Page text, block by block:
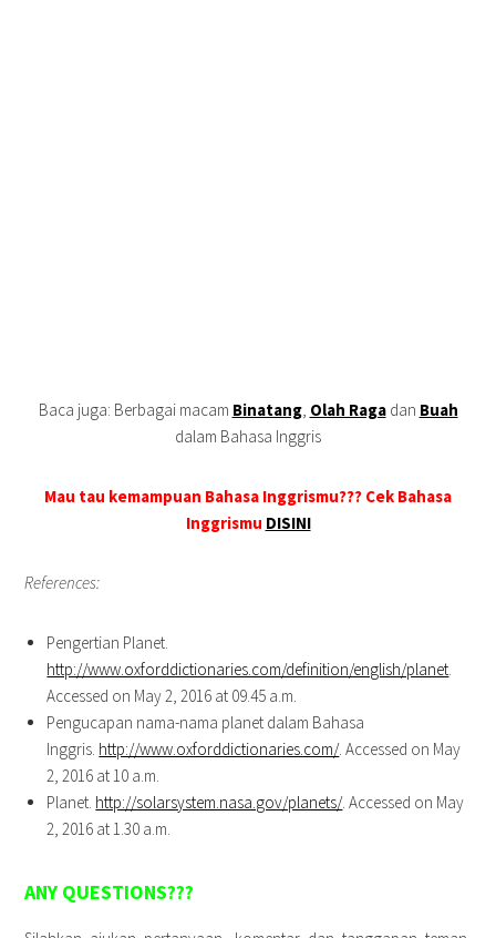
Baca juga: Berbagai macam Binatang, Olah Ragadan Buah
dalam Bahasa Inggris
Mau tau kemampuan Bahasa Inggrismu??? Cek Bahasa
Inggrismu DISINI
References:
Pengertian Planet.
http://www.oxforddictionaries.com/definition/english/planet.
Accessed on May 2, 2016 at 09.45 a.m.
Pengucapan nama-nama planet dalam Bahasa
Inggris. http://www.oxforddictionaries.com/. Accessed on May
2, 2016 at 10 a.m.
Planet. http://solarsystem.nasa.gov/planets/. Accessed on May
2, 2016 at 1.30 a.m.
ANY QUESTIONS???